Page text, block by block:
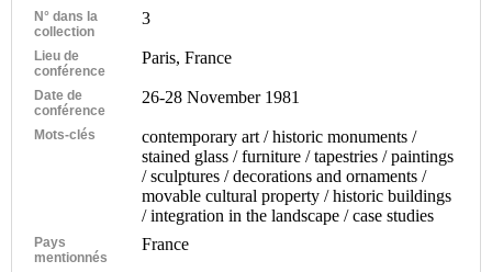
N° dans la
collection
3
Lieu de
conférence
Paris, France
Date de
conférence
26-28 November 1981
Mots-clés
contemporary art / historic monuments /
stained glass / furniture / tapestries / paintings
/ sculptures / decorations and ornaments /
movable cultural property / historic buildings
/ integration in the landscape / case studies
Pays
mentionnés
France